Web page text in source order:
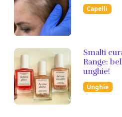
Capelli
Smalti
Range:
unghie!
Unghie